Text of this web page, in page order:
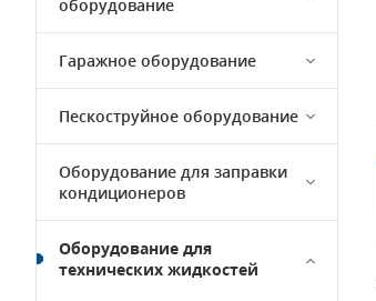
оборудование
Гаражное оборудование
Пескоструйное оборудование
Оборудование для заправки
кондиционеров
Оборудование для
технических жидкостей